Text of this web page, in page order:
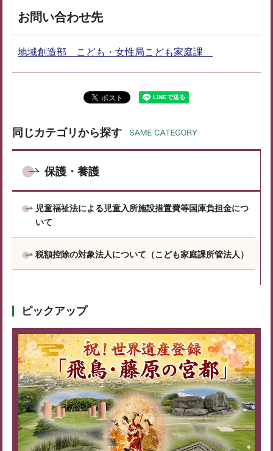
お問い合わせ先
地域創造部 こども・女性局こども家庭課
同じカテゴリから探す
保護・養護
児童福祉法による児童入所施設措置費等国庫負担金につ
いて
税額控除の対象法人について（こども家庭課所管法人）
ピックアップ